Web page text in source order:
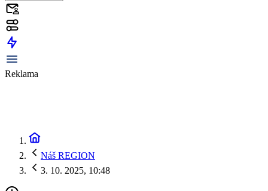
Reklama
Náš REGION
3. 10. 2025, 10:48